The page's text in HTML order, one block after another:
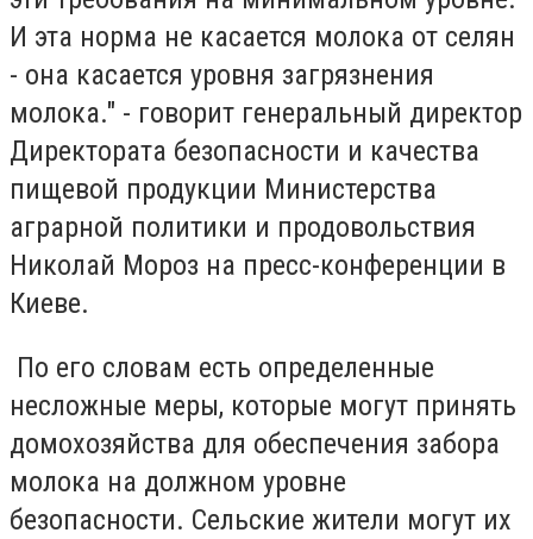
И эта норма не касается молока от селян
- она касается уровня загрязнения
молока." - говорит генеральный директор
Директората безопасности и качества
пищевой продукции Министерства
аграрной политики и продовольствия
Николай Мороз на пресс-конференции в
Киеве.
По его словам есть определенные
несложные меры, которые могут принять
домохозяйства для обеспечения забора
молока на должном уровне
безопасности. Сельские жители могут их